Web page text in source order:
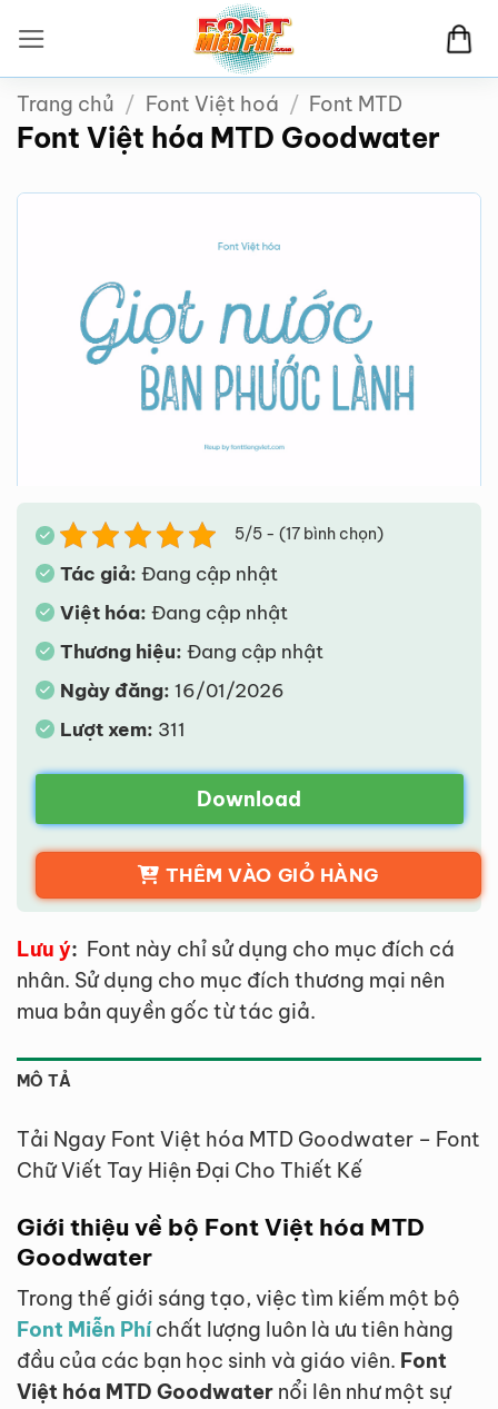
qua
nội
dung
Trang chủ / Font Việt hoá / Font MTD
Font Việt hóa MTD Goodwater
5/5 - (17 bình chọn)
Tác giả: Đang cập nhật
Việt hóa: Đang cập nhật
Thương hiệu: Đang cập nhật
Ngày đăng: 16/01/2026
Lượt xem: 311
Download
THÊM VÀO GIỎ HÀNG
Lưu ý: Font này chỉ sử dụng cho mục đích cá
nhân. Sử dụng cho mục đích thương mại nên
mua bản quyền gốc từ tác giả.
MÔ TẢ
Tải Ngay Font Việt hóa MTD Goodwater – Font
Chữ Viết Tay Hiện Đại Cho Thiết Kế
Giới thiệu về bộ Font Việt hóa MTD
Goodwater
Trong thế giới sáng tạo, việc tìm kiếm một bộ
Font Miễn Phíchất lượng luôn là ưu tiên hàng
đầu của các bạn học sinh và giáo viên. Font
Việt hóa MTD Goodwater nổi lên như một sự